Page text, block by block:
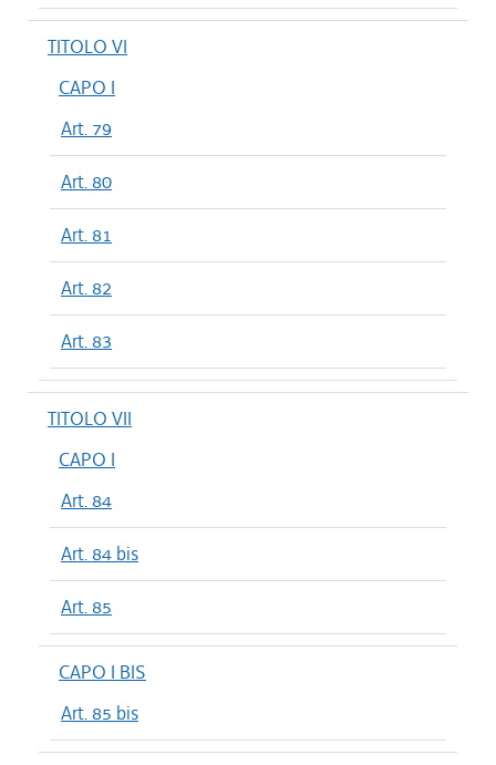
TITOLO VI
CAPO I
Art. 79
Art. 80
Art. 81
Art. 82
Art. 83
TITOLO VII
CAPO I
Art. 84
Art. 84 bis
Art. 85
CAPO I BIS
Art. 85 bis